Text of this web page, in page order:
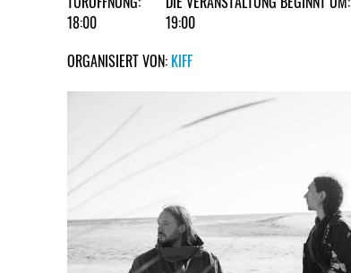
18:00
19:00
ORGANISIERT VON: KIFF